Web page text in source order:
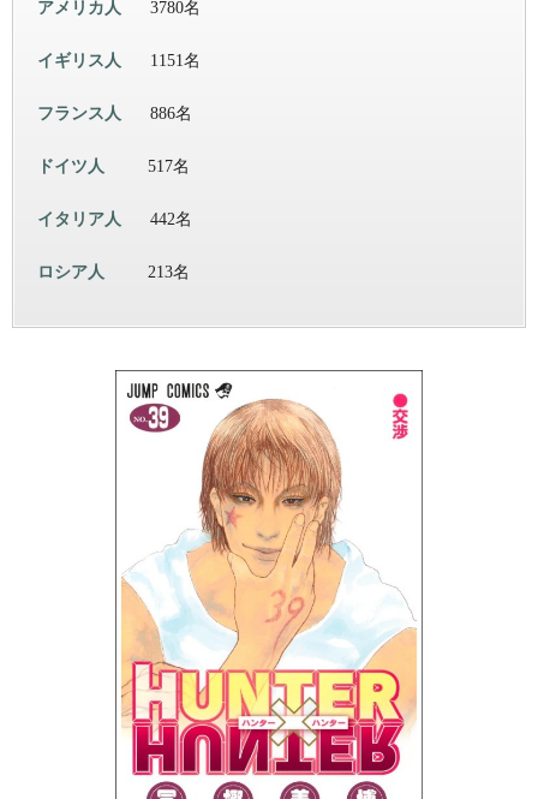
アメリカ人 3780名
イギリス人 1151名
フランス人 886名
ドイツ人 517名
イタリア人 442名
ロシア人 213名